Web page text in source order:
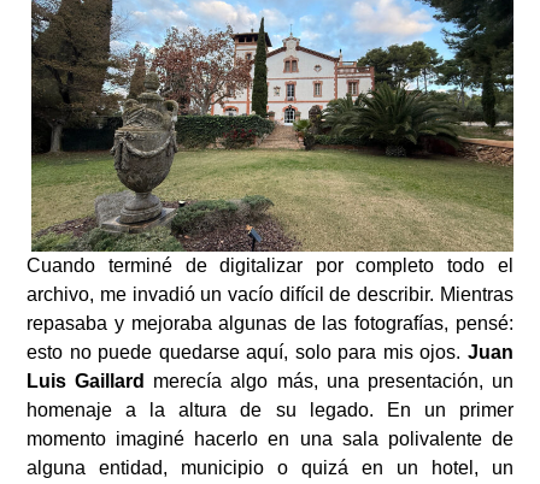
Cuando terminé de digitalizar por completo todo el
archivo, me invadió un vacío difícil de describir. Mientras
repasaba y mejoraba algunas de las fotografías, pensé:
esto no puede quedarse aquí, solo para mis ojos. Juan
Luis Gaillard
merecía algo más, una presentación, un
homenaje a la altura de su legado. En un primer
momento imaginé hacerlo en una sala polivalente de
alguna entidad, municipio o quizá en un hotel, un